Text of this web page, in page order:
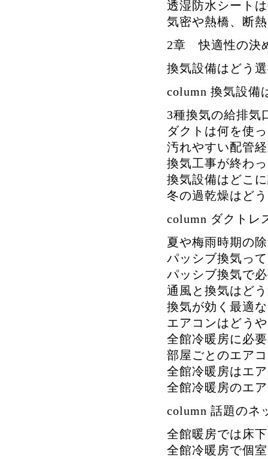
透湿防水シート
気密や熱橋、断
2章 快適性の決
換気設備はどう
column 換気設備
3種換気の給排気
ダクトは何を使
汚れやすい配管
換気工事が終わ
換気設備はどこ
冬の過乾燥はど
column ダクトレ
夏や梅雨時期の
パッシブ換気っ
パッシブ換気で
通風と換気はど
換気が効く最適
エアコンはどう
全館冷暖房に必
部屋ごとのエア
全館冷暖房はエ
全館冷暖房のエ
column 話題のネ
全館暖房では床
全館冷暖房で個